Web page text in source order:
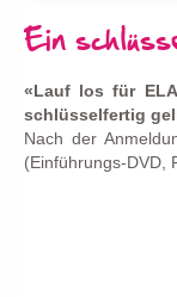
Ein
«Lauf los für
schlüsselfertig
Nach der
(Einführungs-DVD,